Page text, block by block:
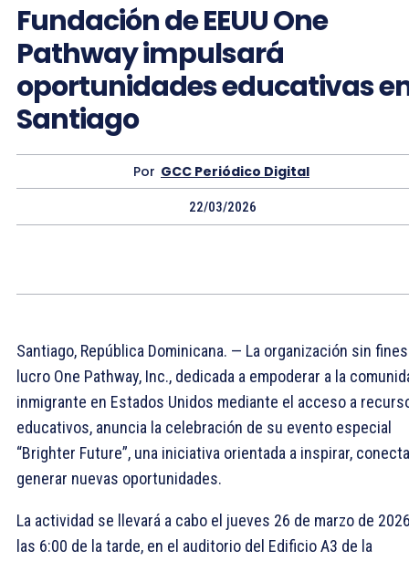
Fundación de EEUU One
Pathway impulsará
oportunidades educativas
Santiago
Por GCC Periódico Digital
22/03/2026
Santiago, República Dominicana. — La organización sin
lucro One Pathway, Inc., dedicada a empoderar a la
inmigrante en Estados Unidos mediante el acceso a
educativos, anuncia la celebración de su evento especial
“Brighter Future”, una iniciativa orientada a inspirar,
generar nuevas oportunidades.
La actividad se llevará a cabo el jueves 26 de marzo de
las 6:00 de la tarde, en el auditorio del Edificio A3 de la